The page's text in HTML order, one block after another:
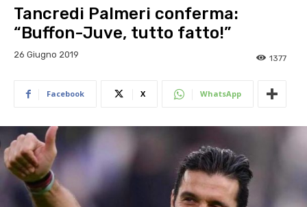
Tancredi Palmeri conferma:
“Buffon-Juve, tutto fatto!”
26 Giugno 2019 1377
Facebook X WhatsApp